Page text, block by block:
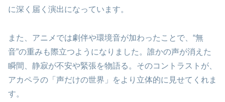
に深く届く演出になっています。
また、アニメでは劇伴や環境音が加わったことで、“無
音”の重みも際立つようになりました。誰かの声が消えた
瞬間、静寂が不安や緊張を物語る。そのコントラストが、
アカペラの「声だけの世界」をより立体的に見せてくれま
す。